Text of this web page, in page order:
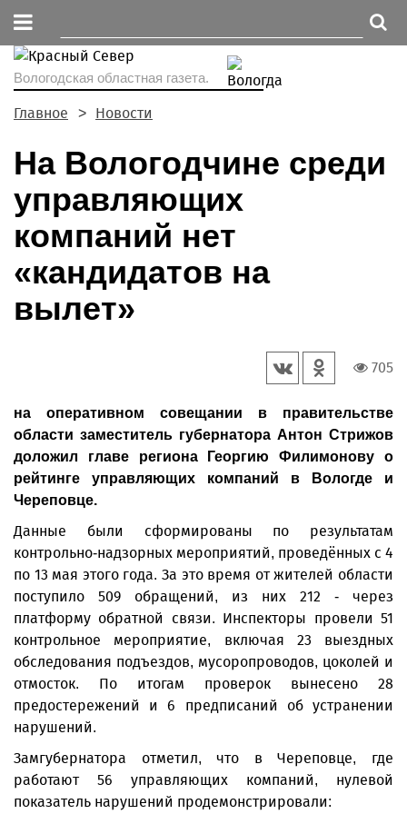
Вологодская областная газета.
Главное Новости
На Вологодчине среди
управляющих
компаний нет
«кандидатов на
вылет»
705
на оперативном совещании в правительстве
области заместитель губернатора Антон Стрижов
доложил главе региона Георгию Филимонову о
рейтинге управляющих компаний в Вологде и
Череповце.
Данные были сформированы по результатам
контрольно-надзорных мероприятий, проведённых с 4
по 13 мая этого года. За это время от жителей области
поступило 509 обращений, из них 212 - через
платформу обратной связи. Инспекторы провели 51
контрольное мероприятие, включая 23 выездных
обследования подъездов, мусоропроводов, цоколей и
отмосток. По итогам проверок вынесено 28
предостережений и 6 предписаний об устранении
нарушений.
Замгубернатора отметил, что в Череповце, где
работают 56 управляющих компаний, нулевой
показатель нарушений продемонстрировали: